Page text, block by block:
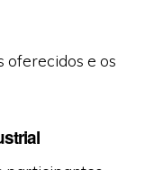
oferecidos e os